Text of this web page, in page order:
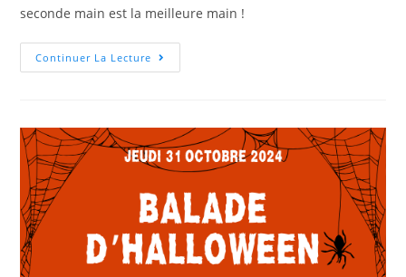
seconde main est la meilleure main !
Continuer La Lecture